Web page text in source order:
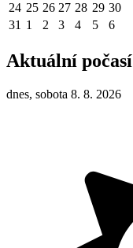
24 25 26 27 28 29 30
31 1 2 3 4 5 6
Aktuální počasí
dnes, sobota 8. 8. 2026